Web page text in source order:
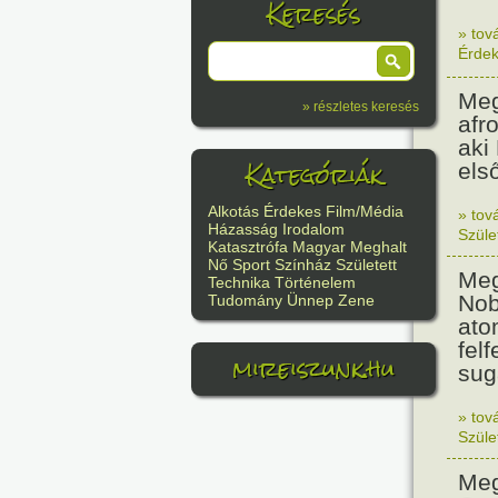
Keresés
» részletes keresés
Kategóriák
Alkotás Érdekes Film/Média
Házasság Irodalom
Katasztrófa Magyar Meghalt
Nő Sport Színház Született
Technika Történelem
Tudomány Ünnep Zene
mireiszunk.hu
»
aki
»
»